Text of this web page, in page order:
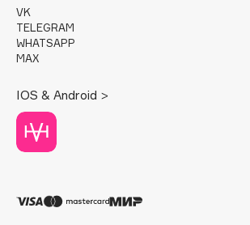
Davines
Deonica
Dessange
Dolce & Gabbana
Dolomit
DP Daily Perfection
VK
TELEGRAM
WHATSAPP
MAX
IOS & Android >